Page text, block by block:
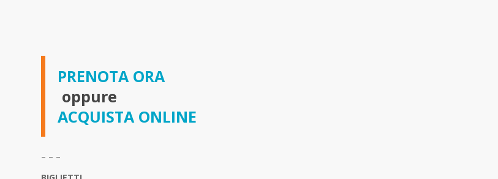
PRENOTA ORA
oppure
ACQUISTA ONLINE
– – –